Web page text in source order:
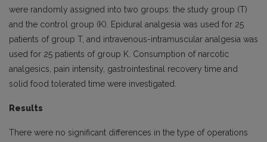
were randomly assigned into two groups: the study group (T)
and the control group (K). Epidural analgesia was used for 25
patients of group T, and intravenous-intramuscular analgesia was
used for 25 patients of group K. Consumption of narcotic
analgesics, pain intensity, gastrointestinal recovery time and
solid food tolerated time were investigated.
Results
There were no significant differences in the type of operations